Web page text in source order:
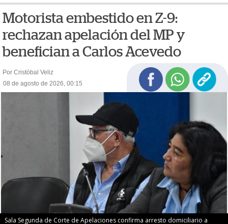
Motorista embestido en Z-9:
rechazan apelación del MP y
benefician a Carlos Acevedo
Por Cristóbal Veliz
08 de agosto de 2026, 00:15
Sala Segunda de Corte de Apelaciones confirma arresto domiciliario a